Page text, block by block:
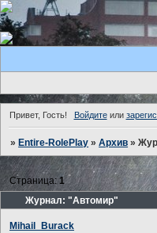
Привет, Гость! Войдитеили
»Entire-RolePlay »Архив »
Журнал: "Автомир"
Страница:1
Mihail_Burack